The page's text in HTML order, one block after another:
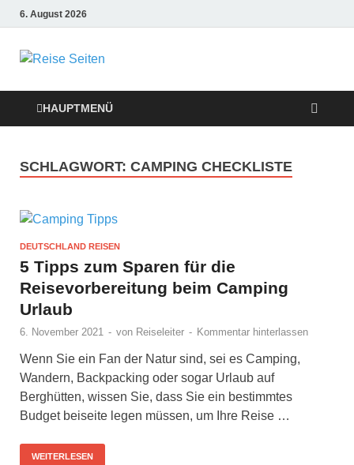
6. August 2026
Die besten
Reise-Webseiten
für Ihre perfekte
Reiseplanung
HAUPTMENÜ
SCHLAGWORT: CAMPING CHECKLISTE
DEUTSCHLAND REISEN
5 Tipps zum Sparen für die
Reisevorbereitung beim Camping
Urlaub
6. November 2021 - von Reiseleiter - Kommentar hinterlassen
Wenn Sie ein Fan der Natur sind, sei es Camping,
Wandern, Backpacking oder sogar Urlaub auf
Berghütten, wissen Sie, dass Sie ein bestimmtes
Budget beiseite legen müssen, um Ihre Reise …
WEITERLESEN